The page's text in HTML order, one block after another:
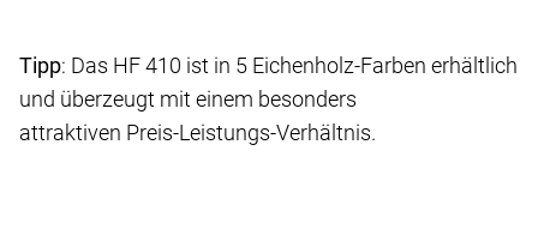
Tipp: Das HF 410 ist in 5 Eichenholz-Farben erhältlich
und überzeugt mit einem besonders
attraktiven Preis-Leistungs-Verhältnis.